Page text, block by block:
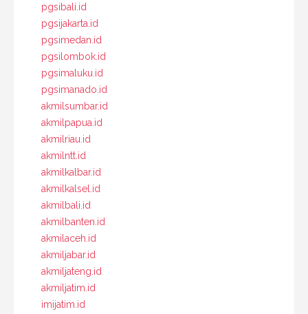
pgsibali.id
pgsijakarta.id
pgsimedan.id
pgsilombok.id
pgsimaluku.id
pgsimanado.id
akmilsumbar.id
akmilpapua.id
akmilriau.id
akmilntt.id
akmilkalbar.id
akmilkalsel.id
akmilbali.id
akmilbanten.id
akmilaceh.id
akmiljabar.id
akmiljateng.id
akmiljatim.id
imijatim.id